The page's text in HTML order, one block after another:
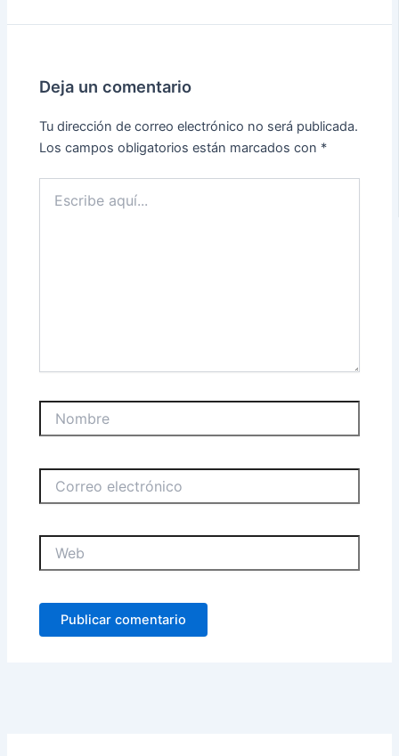
Deja un comentario
Tu dirección de correo electrónico no será publicada.
Los campos obligatorios están marcados con *
aquí...
electrónico